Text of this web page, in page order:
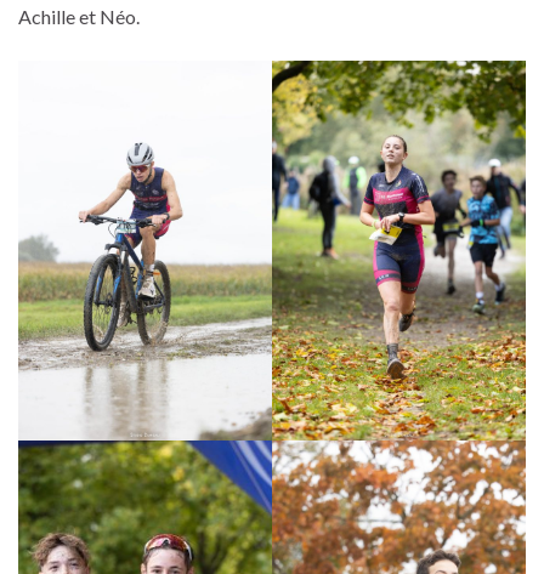
Achille et Néo.